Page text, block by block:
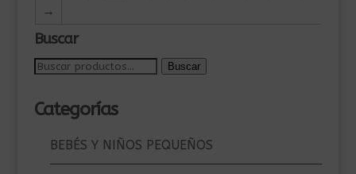
→
Buscar
Buscar
Buscar
Categorías
BEBÉS Y NIÑOS PEQUEÑOS